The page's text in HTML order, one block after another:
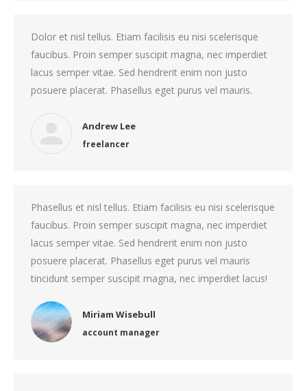
Dolor et nisl tellus. Etiam facilisis eu nisi scelerisque
faucibus. Proin semper suscipit magna, nec imperdiet
lacus semper vitae. Sed hendrerit enim non justo
posuere placerat. Phasellus eget purus vel mauris.
Andrew Lee
freelancer
Phasellus et nisl tellus. Etiam facilisis eu nisi scelerisque
faucibus. Proin semper suscipit magna, nec imperdiet
lacus semper vitae. Sed hendrerit enim non justo
posuere placerat. Phasellus eget purus vel mauris
tincidunt semper suscipit magna, nec imperdiet lacus!
Miriam Wisebull
account manager